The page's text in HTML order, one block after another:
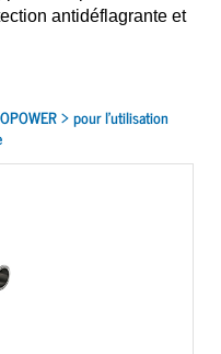
antidéflagrante et
> pour l’utilisation